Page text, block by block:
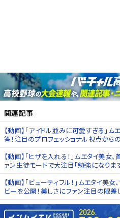
関連記事
【動画】「アイドル並みに可愛すぎる」
答！注目のプロフェッショナル視点から
【動画】「ヒザを入れる！」ムエタイ美女
ァン生徒モードで大注目「勉強になります
【動画】「ビューティフル！」ムエタイ美
ビーを公開！美しさにファン注目の眼差